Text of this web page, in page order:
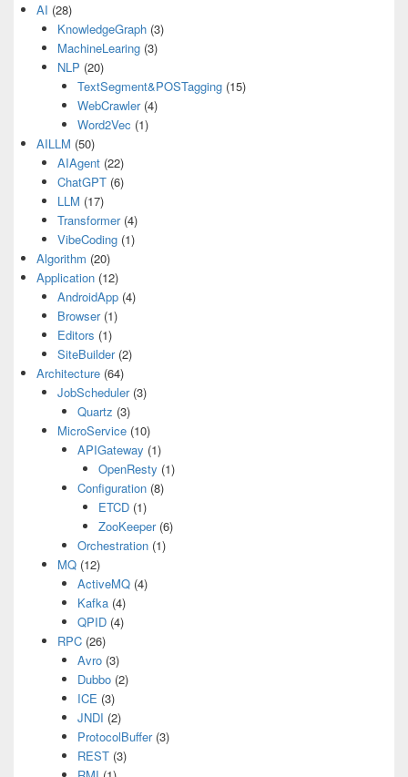
AI (28)
KnowledgeGraph(3)
MachineLearing(3)
NLP (20)
TextSegment&POSTagging (15)
WebCrawler(4)
Word2Vec (1)
AILLM (50)
AIAgent(22)
ChatGPT(6)
LLM (17)
Transformer(4)
VibeCoding(1)
Algorithm (20)
Application (12)
AndroidApp(4)
Browser(1)
Editors (1)
SiteBuilder(2)
Architecture (64)
JobScheduler(3)
Quartz (3)
MicroService(10)
APIGateway (1)
OpenResty (1)
Configuration (8)
ETCD(1)
ZooKeeper(6)
Orchestration (1)
MQ(12)
ActiveMQ (4)
Kafka (4)
QPID (4)
RPC(26)
Avro (3)
Dubbo (2)
ICE (3)
JNDI (2)
ProtocolBuffer(3)
REST (3)